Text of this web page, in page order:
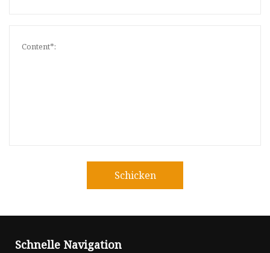
Schicken
Schnelle Navigation